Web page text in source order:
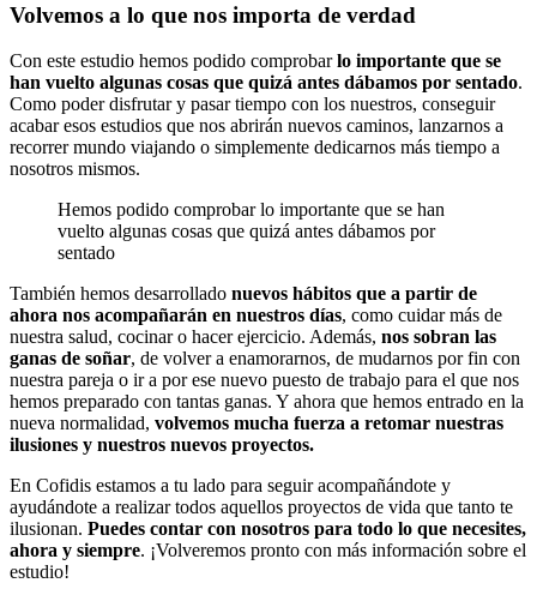
Volvemos a lo que nos importa de verdad
Con este estudio hemos podido comprobarlo importante que se
han vuelto algunas cosas que quizá antes dábamos por sentado.
Como poder disfrutar y pasar tiempo con los nuestros, conseguir
acabar esos estudios que nos abrirán nuevos caminos, lanzarnos a
recorrer mundo viajando o simplemente dedicarnos más tiempo a
nosotros mismos.
Hemos podido comprobar lo importante que se han
vuelto algunas cosas que quizá antes dábamos por
sentado
También hemos desarrollado nuevos hábitos que a partir de
ahora nos acompañarán en nuestros días, como cuidar más de
nuestra salud, cocinar o hacer ejercicio. Además, nos sobran las
ganas de soñar, de volver a enamorarnos, de mudarnos por fin con
nuestra pareja o ir a por ese nuevo puesto de trabajo para el que nos
hemos preparado con tantas ganas. Y ahora que hemos entrado en la
nueva normalidad, volvemos mucha fuerza a retomar nuestras
ilusiones y nuestros nuevos proyectos.
En Cofidis estamos a tu lado para seguir acompañándote y
ayudándote a realizar todos aquellos proyectos de vida que tanto te
ilusionan. Puedes contar con nosotros para todo lo que necesites,
ahora y siempre. ¡Volveremos pronto con más información sobre el
estudio!